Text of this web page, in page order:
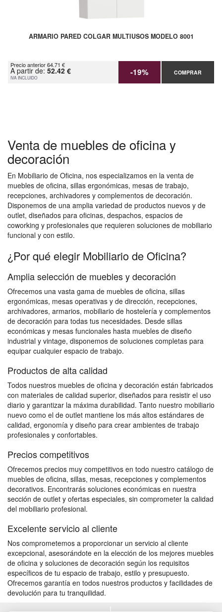
ARMARIO PARED COLGAR MULTIUSOS MODELO 8001
Precio anterior 64.71 €
A partir de: 52.42 €
IVA INCLUIDO -19% COMPRAR
Venta de muebles de oficina y
decoración
En Mobiliario de Oficina, nos especializamos en la venta de
muebles de oficina, sillas ergonómicas, mesas de trabajo,
recepciones, archivadores y complementos de decoración.
Disponemos de una amplia variedad de productos nuevos y de
outlet, diseñados para oficinas, despachos, espacios de
coworking y profesionales que requieren soluciones de mobiliario
funcional y con estilo.
¿Por qué elegir Mobiliario de Oficina?
Amplia selección de muebles y decoración
Ofrecemos una vasta gama de muebles de oficina, sillas
ergonómicas, mesas operativas y de dirección, recepciones,
archivadores, armarios, mobiliario de hostelería y complementos
de decoración para todas tus necesidades. Desde sillas
económicas y mesas funcionales hasta muebles de diseño
industrial y vintage, disponemos de soluciones completas para
equipar cualquier espacio de trabajo.
Productos de alta calidad
Todos nuestros muebles de oficina y decoración están fabricados
con materiales de calidad superior, diseñados para resistir el uso
diario y garantizar la máxima durabilidad. Tanto nuestro mobiliario
nuevo como el de outlet mantiene los más altos estándares de
calidad, ergonomía y diseño para crear ambientes de trabajo
profesionales y confortables.
Precios competitivos
Ofrecemos precios muy competitivos en todo nuestro catálogo de
muebles de oficina, sillas, mesas, recepciones y complementos
decorativos. Encontrarás soluciones económicas en nuestra
sección de outlet y ofertas especiales, sin comprometer la calidad
del mobiliario profesional.
Excelente servicio al cliente
Nos comprometemos a proporcionar un servicio al cliente
excepcional, asesorándote en la elección de los mejores muebles
de oficina y soluciones de decoración según los requisitos
específicos de tu espacio de trabajo, estilo y presupuesto.
Ofrecemos garantía en todos nuestros productos y facilidades de
devolución para tu tranquilidad.